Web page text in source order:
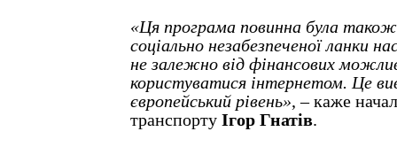
«Ця програма повинна була
соціально незабезпеченої ланки
не залежно від фінансових
користуватися інтернетом. Це
європейський рівень», – каже
транспорту Ігор Гнатів.